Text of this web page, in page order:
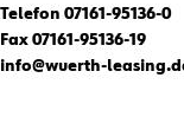
Telefon 07161-95136-0
Fax 07161-95136-19
info@wuerth-